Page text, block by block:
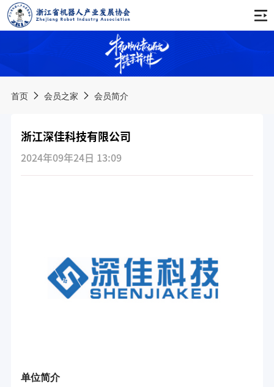
首页
协会章程
会议公告
活动公告
新闻动态
会员简介
会员风采
西湖论坛
第一届中国（杭州）国际机器人西湖论坛
科创服务
新产品/新技术展示
团体标准咨询服务
创新平台
杭州市知识产权保护中心
政策法规
首页 会员之家 会员简介
浙江深佳科技有限公司
2024年09年24日 13:09
单位简介